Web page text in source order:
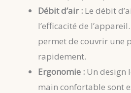
Débit d’air : Le débit
l’efficacité de
permet de couvrir une
rapidement.
Ergonomie : Un design
main confortable sont